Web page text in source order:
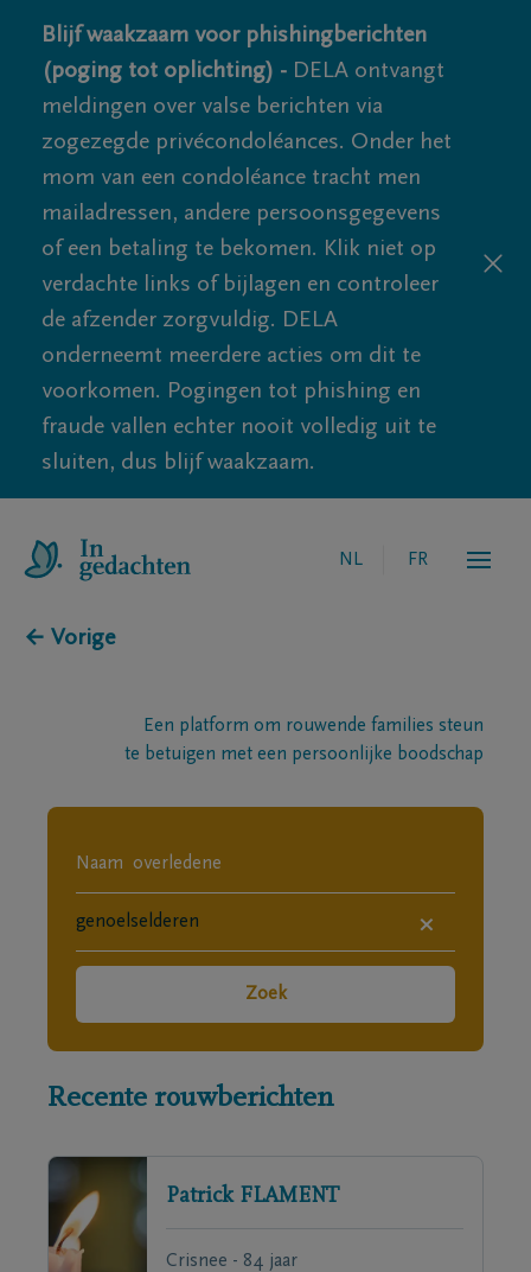
Blijf waakzaam voor phishingberichten
(poging tot oplichting) - DELA ontvangt
meldingen over valse berichten via
zogezegde privécondoléances. Onder het
mom van een condoléance tracht men
mailadressen, andere persoonsgegevens
of een betaling te bekomen. Klik niet op
verdachte links of bijlagen en controleer
de afzender zorgvuldig. DELA
onderneemt meerdere acties om dit te
voorkomen. Pogingen tot phishing en
fraude vallen echter nooit volledig uit te
sluiten, dus blijf waakzaam.
NL FR
← Vorige
Een platform om rouwende families steun
te betuigen met een persoonlijke boodschap
×
Zoek
Recente rouwberichten
Patrick FLAMENT
Crisnee - 84 jaar